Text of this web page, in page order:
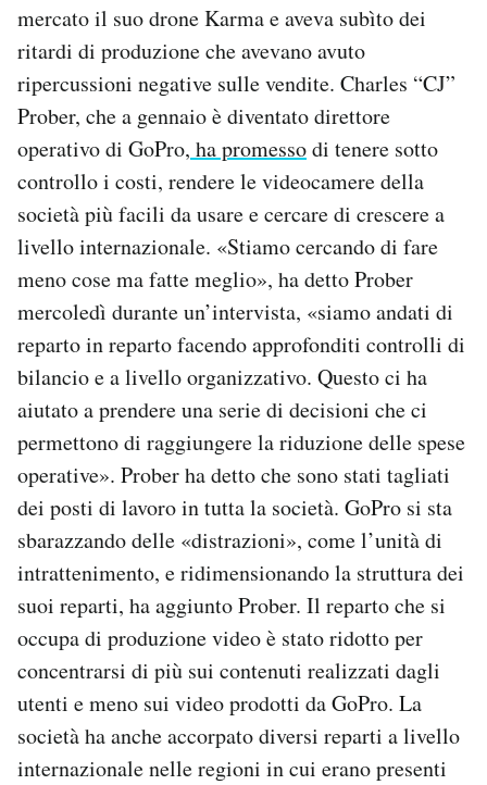
mercato il suo drone Karma e aveva subìto dei
ritardi di produzione che avevano avuto
ripercussioni negative sulle vendite. Charles “CJ”
Prober, che a gennaio è diventato direttore
operativo di GoPro, ha promessodi tenere sotto
controllo i costi, rendere le videocamere della
società più facili da usare e cercare di crescere a
livello internazionale. «Stiamo cercando di fare
meno cose ma fatte meglio», ha detto Prober
mercoledì durante un’intervista, «siamo andati di
reparto in reparto facendo approfonditi controlli di
bilancio e a livello organizzativo. Questo ci ha
aiutato a prendere una serie di decisioni che ci
permettono di raggiungere la riduzione delle spese
operative». Prober ha detto che sono stati tagliati
dei posti di lavoro in tutta la società. GoPro si sta
sbarazzando delle «distrazioni», come l’unità di
intrattenimento, e ridimensionando la struttura dei
suoi reparti, ha aggiunto Prober. Il reparto che si
occupa di produzione video è stato ridotto per
concentrarsi di più sui contenuti realizzati dagli
utenti e meno sui video prodotti da GoPro. La
società ha anche accorpato diversi reparti a livello
internazionale nelle regioni in cui erano presenti